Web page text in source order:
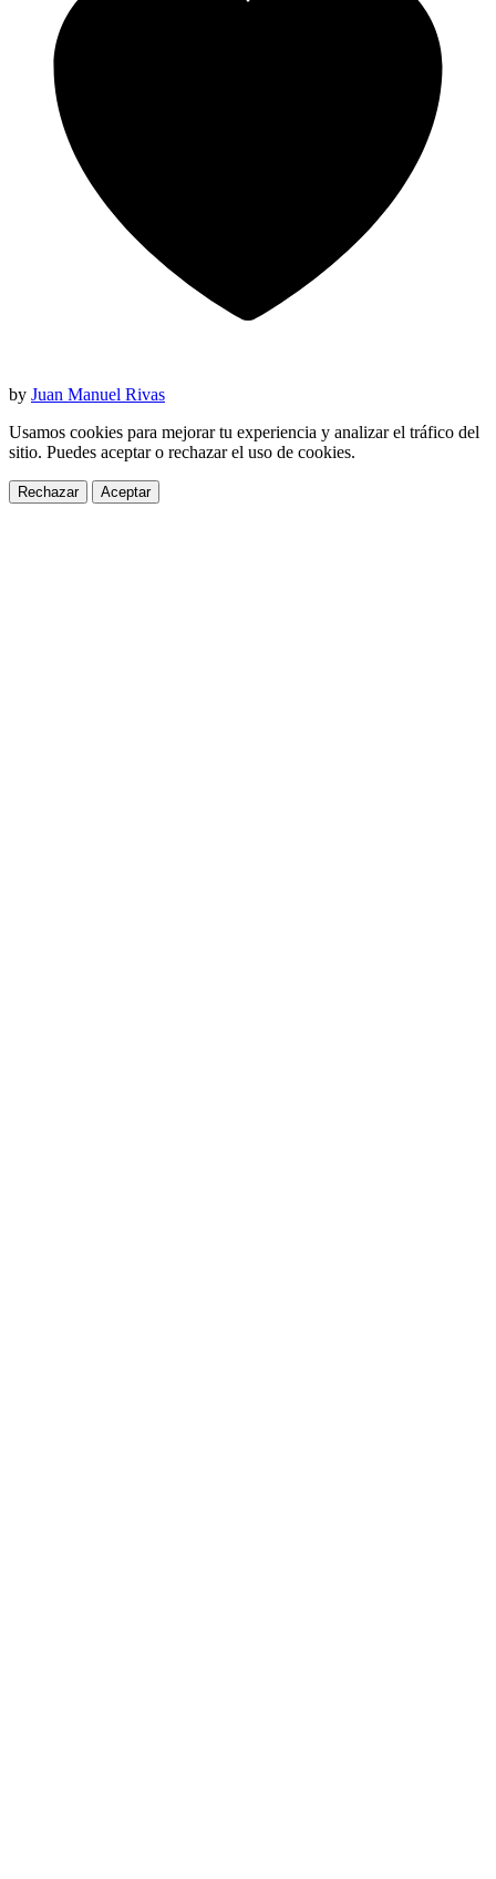
by Juan Manuel Rivas
Usamos cookies para mejorar tu experiencia y analizar el tráfico del
sitio. Puedes aceptar o rechazar el uso de cookies.
Rechazar Aceptar